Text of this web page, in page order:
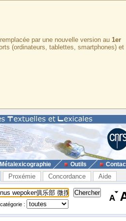
par une nouvelle version au 1er
(ordinateurs, tablettes, smartphones) et
Métalexicographie Outils
Proxémie Concordance Aide
catégorie :